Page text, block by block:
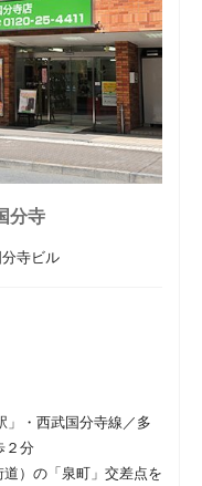
国分寺]
2026年 お盆大感
国分寺]
メモリアルギャ
分寺
寺ビル
」・西武国分寺線／多
２分
）の「泉町」交差点を